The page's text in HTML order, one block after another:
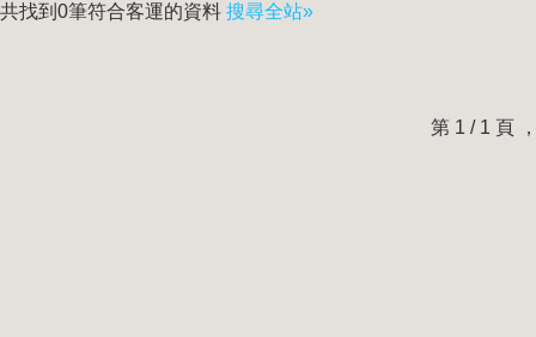
共找到0筆符合客運的資料 搜尋全站»
第 1 / 1